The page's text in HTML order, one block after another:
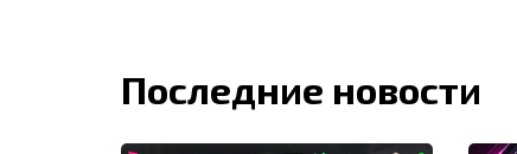
Последние новости